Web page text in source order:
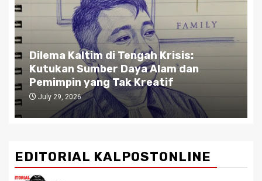
Dilema Kaltim di Tengah Krisis:
Kutukan Sumber Daya Alam dan
Pemimpin yang Tak Kreatif
July 29, 2026
EDITORIAL KALPOSTONLINE